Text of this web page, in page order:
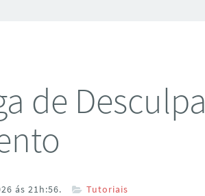
de Desculpa
ás 21h:56. Tutoriais